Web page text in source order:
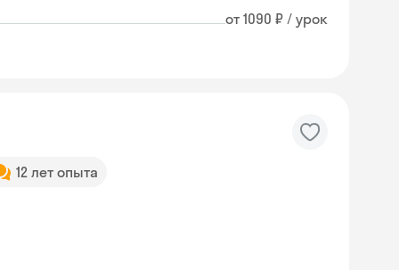
от 1090 ₽ / урок
12 лет опыта